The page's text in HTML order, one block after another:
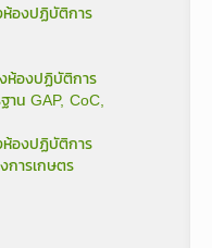
ห้องปฏิบัติการ
ห้องปฏิบัติการ
าน GAP, CoC,
องปฏิบัติการ
การเกษตร